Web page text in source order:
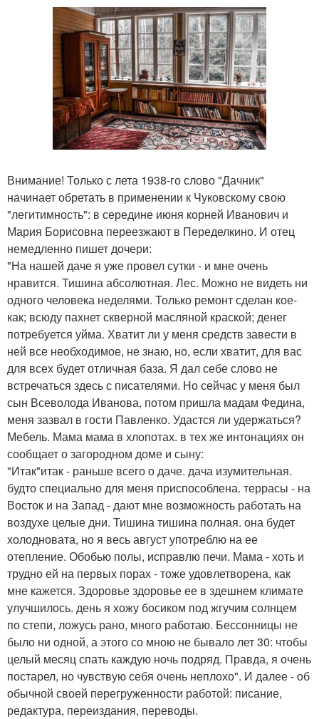
Внимание! Только с лета 1938-го слово "Дачник"
начинает обретать в применении к Чуковскому свою
"легитимность": в середине июня корней Иванович и
Мария Борисовна переезжают в Переделкино. И отец
немедленно пишет дочери:
"На нашей даче я уже провел сутки - и мне очень
нравится. Тишина абсолютная. Лес. Можно не видеть ни
одного человека неделями. Только ремонт сделан кое-
как; всюду пахнет скверной масляной краской; денег
потребуется уйма. Хватит ли у меня средств завести в
ней все необходимое, не знаю, но, если хватит, для вас
для всех будет отличная база. Я дал себе слово не
встречаться здесь с писателями. Но сейчас у меня был
сын Всеволода Иванова, потом пришла мадам Федина,
меня зазвал в гости Павленко. Удастся ли удержаться?
Мебель. Мама мама в хлопотах. в тех же интонациях он
сообщает о загородном доме и сыну:
"Итак"итак - раньше всего о даче. дача изумительная.
будто специально для меня приспособлена. террасы - на
Восток и на Запад - дают мне возможность работать на
воздухе целые дни. Тишина тишина полная. она будет
холодновата, но я весь август употреблю на ее
отепление. Обобью полы, исправлю печи. Мама - хоть и
трудно ей на первых порах - тоже удовлетворена, как
мне кажется. Здоровье здоровье ее в здешнем климате
улучшилось. день я хожу босиком под жгучим солнцем
по степи, ложусь рано, много работаю. Бессонницы не
было ни одной, а этого со мною не бывало лет 30: чтобы
целый месяц спать каждую ночь подряд. Правда, я очень
постарел, но чувствую себя очень неплохо". И далее - об
обычной своей перегруженности работой: писание,
редактура, переиздания, переводы.